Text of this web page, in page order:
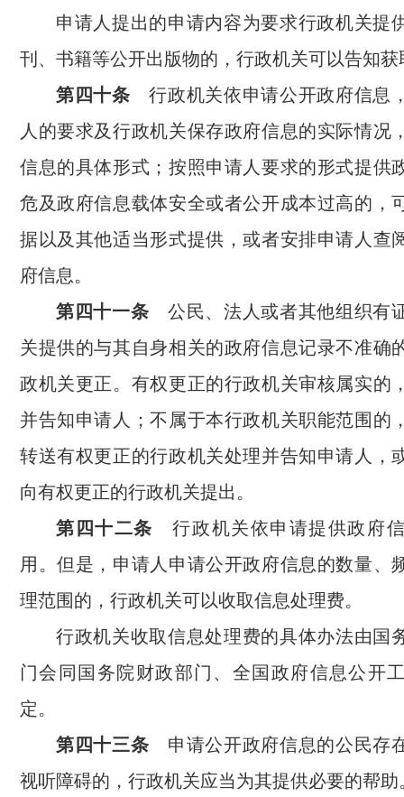
申请人提出的申请内容为要求行政机关提
刊、书籍等公开出版物的，行政机关可以告知获
第四十条 行政机关依申请公开政府信息
人的要求及行政机关保存政府信息的实际情况
信息的具体形式；按照申请人要求的形式提供
危及政府信息载体安全或者公开成本过高的，
据以及其他适当形式提供，或者安排申请人查
府信息。
第四十一条 公民、法人或者其他组织有
关提供的与其自身相关的政府信息记录不准确
政机关更正。有权更正的行政机关审核属实的
并告知申请人；不属于本行政机关职能范围的
转送有权更正的行政机关处理并告知申请人，
向有权更正的行政机关提出。
第四十二条 行政机关依申请提供政府
用。但是，申请人申请公开政府信息的数量、
理范围的，行政机关可以收取信息处理费。
行政机关收取信息处理费的具体办法由国
门会同国务院财政部门、全国政府信息公开
定。
第四十三条 申请公开政府信息的公民存
视听障碍的，行政机关应当为其提供必要的帮助